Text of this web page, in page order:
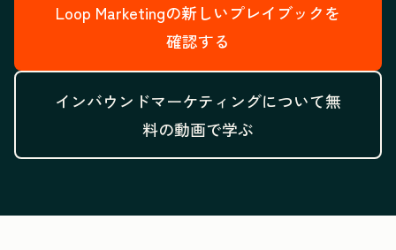
Loop Marketingの新しいプレイブックを
確認する
インバウンドマーケティングについて無
料の動画で学ぶ